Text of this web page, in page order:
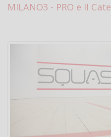
MILANO3 - PRO e II